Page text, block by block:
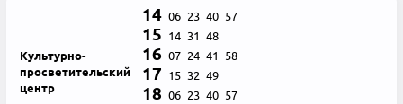
Культурно-
просветительский
центр
14 06 23 40 57
15 14 31 48
16 07 24 41 58
17 15 32 49
18 06 23 40 57